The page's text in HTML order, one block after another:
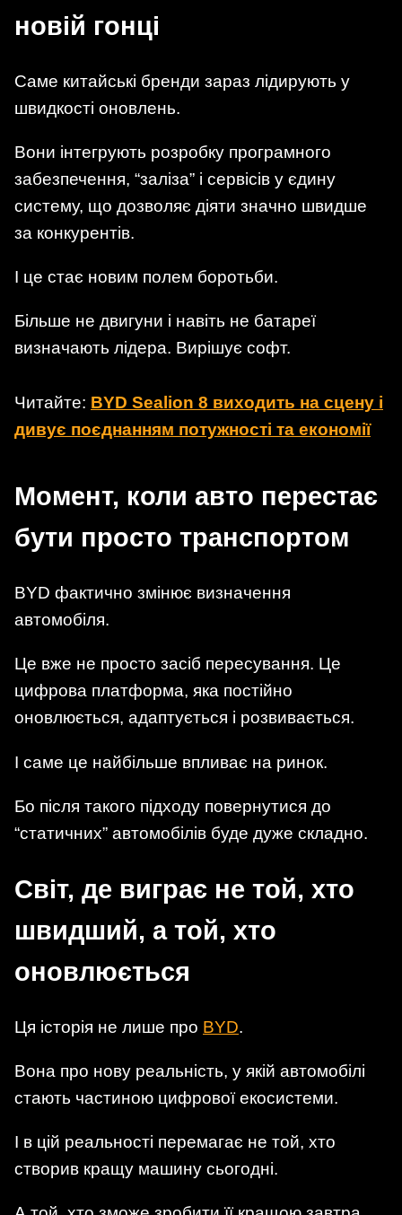
новій гонці
Саме китайські бренди зараз лідирують у
швидкості оновлень.
Вони інтегрують розробку програмного
забезпечення, “заліза” і сервісів у єдину
систему, що дозволяє діяти значно швидше
за конкурентів.
І це стає новим полем боротьби.
Більше не двигуни і навіть не батареї
визначають лідера. Вирішує софт.
Читайте: BYD Sealion 8 виходить на сцену і
дивує поєднанням потужності та економії
Момент, коли авто перестає
бути просто транспортом
BYD фактично змінює визначення
автомобіля.
Це вже не просто засіб пересування. Це
цифрова платформа, яка постійно
оновлюється, адаптується і розвивається.
І саме це найбільше впливає на ринок.
Бо після такого підходу повернутися до
“статичних” автомобілів буде дуже складно.
Світ, де виграє не той, хто
швидший, а той, хто
оновлюється
Ця історія не лише про BYD.
Вона про нову реальність, у якій автомобілі
стають частиною цифрової екосистеми.
І в цій реальності перемагає не той, хто
створив кращу машину сьогодні.